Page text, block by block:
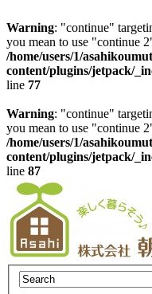
Warning: "continue"
you mean to use "continue
/home/users/1/
content/plugins/jetpack/
line 77
Warning: "continue"
you mean to use "continue
/home/users/1/
content/plugins/jetpack/
line 87